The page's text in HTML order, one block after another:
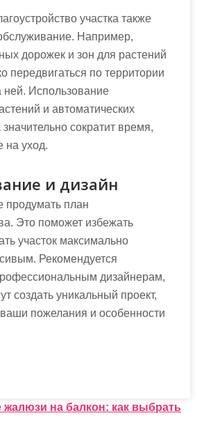
участка также
Например,
дорожек и зон для растений
передвигаться по территории
ней. Использование
и автоматических
сократит время,
на уход.
и дизайн
продумать план
Это поможет избежать
участок максимально
Рекомендуется
дизайнерам,
создать уникальный проект,
пожелания и особенности
жалюзи на балкон: как выбрать